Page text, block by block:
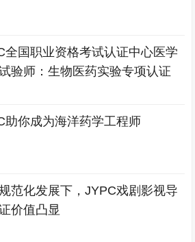
全国职业资格考试认证中心医学
验师：生物医药实验专项认证
助你成为海洋药学工程师
范化发展下，JYPC戏剧影视导
价值凸显